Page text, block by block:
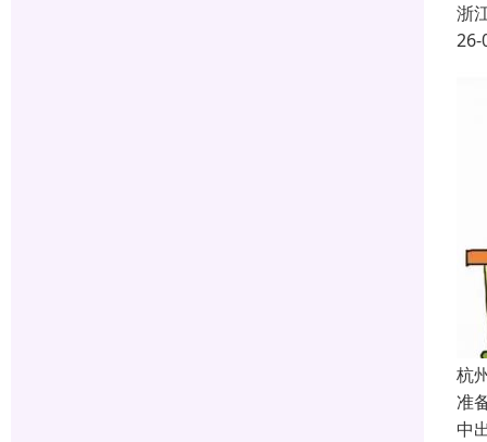
浙
26-
杭
准
中